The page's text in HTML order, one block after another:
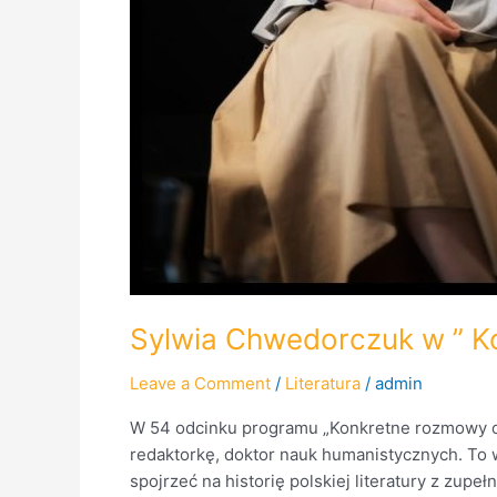
Sylwia Chwedorczuk w ”
Leave a Comment / Literatura / admin
W 54 odcinku programu „Konkretne
redaktorkę, doktor nauk humanistycznych. To
spojrzeć na historię polskiej literatury z